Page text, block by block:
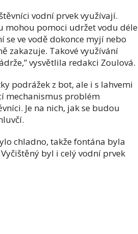
vodní prvek využívají.
mohou pomoci udržet vodu déle
se ve vodě dokonce myjí nebo
zakazuje. Takové využívání
vysvětlila redakci Zoulová.
podrážek z bot, ale i s lahvemi
mechanismus problém
Je na nich, jak se budou
chladno, takže fontána byla
byl i celý vodní prvek